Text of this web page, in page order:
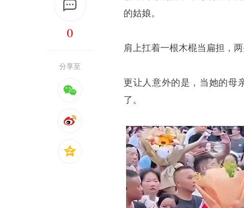
0
分享至
的姑娘。
肩上扛着一根木棍当扁担，
更让人意外的是，当她的母
了。